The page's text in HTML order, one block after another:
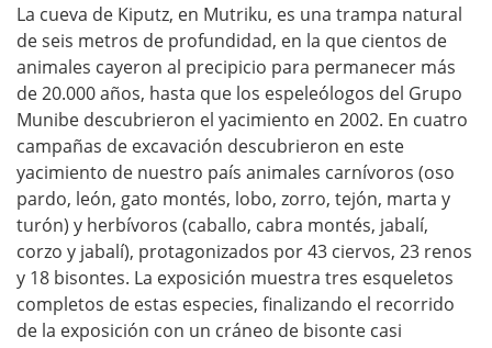
La cueva de Kiputz, en Mutriku, es una trampa natural
de seis metros de profundidad, en la que cientos de
animales cayeron al precipicio para permanecer más
de 20.000 años, hasta que los espeleólogos del Grupo
Munibe descubrieron el yacimiento en 2002. En cuatro
campañas de excavación descubrieron en este
yacimiento de nuestro país animales carnívoros (oso
pardo, león, gato montés, lobo, zorro, tejón, marta y
turón) y herbívoros (caballo, cabra montés, jabalí,
corzo y jabalí), protagonizados por 43 ciervos, 23 renos
y 18 bisontes. La exposición muestra tres esqueletos
completos de estas especies, finalizando el recorrido
de la exposición con un cráneo de bisonte casi